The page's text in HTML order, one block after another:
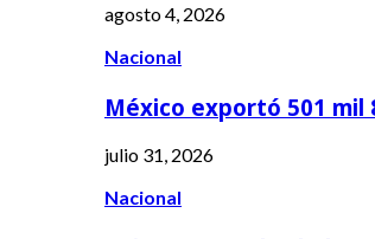
agosto 4, 2026
Nacional
México exportó 501
julio 31, 2026
Nacional